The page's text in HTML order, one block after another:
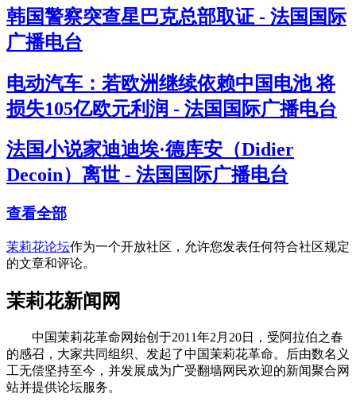
韩国警察突查星巴克总部取证 - 法国国际
广播电台
电动汽车：若欧洲继续依赖中国电池 将
损失105亿欧元利润 - 法国国际广播电台
法国小说家迪迪埃·德库安（Didier
Decoin）离世 - 法国国际广播电台
查看全部
茉莉花论坛作为一个开放社区，允许您发表任何符合社区规定
的文章和评论。
茉莉花新闻网
中国茉莉花革命网始创于2011年2月20日，受阿拉伯之春
的感召，大家共同组织、发起了中国茉莉花革命。后由数名义
工无偿坚持至今，并发展成为广受翻墙网民欢迎的新闻聚合网
站并提供论坛服务。